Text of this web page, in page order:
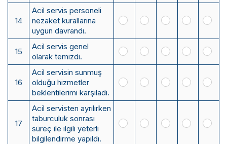
14
Acil servis personeli
nezaket kurallarına
uygun davrandı.
15
Acil servis genel
olarak temizdi.
16
Acil servisin sunmuş
olduğu hizmetler
beklentilerimi karşıladı.
17
Acil servisten ayrılırken
taburculuk sonrası
süreç ile ilgili yeterli
bilgilendirme yapıldı.